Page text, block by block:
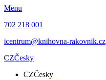
Menu
702 218 001
icentrum@knihovna-rakovnik.cz
CZČesky
CZČesky